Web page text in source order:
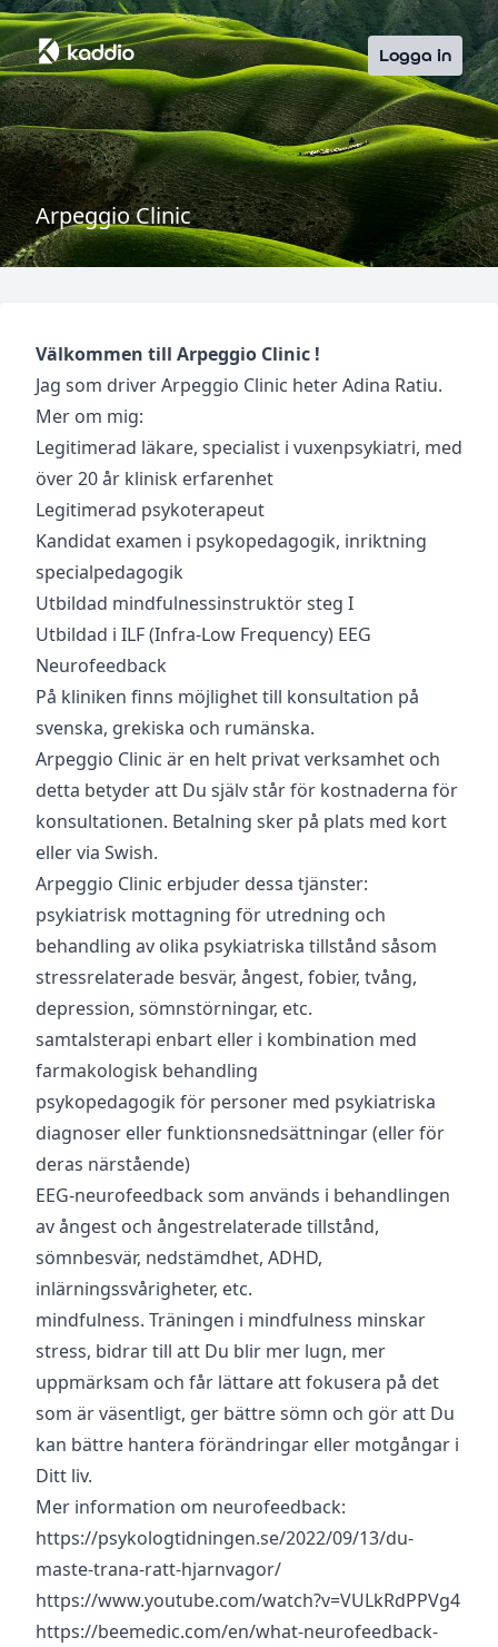
Logga in
Arpeggio Clinic
Välkommen till Arpeggio Clinic !
Jag som driver Arpeggio Clinic heter Adina Ratiu.
Mer om mig:
Legitimerad läkare, specialist i vuxenpsykiatri, med
över 20 år klinisk erfarenhet
Legitimerad psykoterapeut
Kandidat examen i psykopedagogik, inriktning
specialpedagogik
Utbildad mindfulnessinstruktör steg I
Utbildad i ILF (Infra-Low Frequency) EEG
Neurofeedback
På kliniken finns möjlighet till konsultation på
svenska, grekiska och rumänska.
Arpeggio Clinic är en helt privat verksamhet och
detta betyder att Du själv står för kostnaderna för
konsultationen. Betalning sker på plats med kort
eller via Swish.
Arpeggio Clinic erbjuder dessa tjänster:
psykiatrisk mottagning för utredning och
behandling av olika psykiatriska tillstånd såsom
stressrelaterade besvär, ångest, fobier, tvång,
depression, sömnstörningar, etc.
samtalsterapi enbart eller i kombination med
farmakologisk behandling
psykopedagogik för personer med psykiatriska
diagnoser eller funktionsnedsättningar (eller för
deras närstående)
EEG-neurofeedback som används i behandlingen
av ångest och ångestrelaterade tillstånd,
sömnbesvär, nedstämdhet, ADHD,
inlärningssvårigheter, etc.
mindfulness. Träningen i mindfulness minskar
stress, bidrar till att Du blir mer lugn, mer
uppmärksam och får lättare att fokusera på det
som är väsentligt, ger bättre sömn och gör att Du
kan bättre hantera förändringar eller motgångar i
Ditt liv.
Mer information om neurofeedback:
https://psykologtidningen.se/2022/09/13/du-
maste-trana-ratt-hjarnvagor/
https://www.youtube.com/watch?v=VULkRdPPVg4
https://beemedic.com/en/what-neurofeedback-